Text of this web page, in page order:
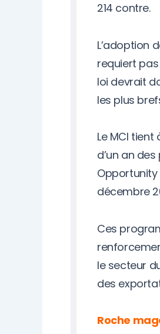
214 contre.
L’adoption
requiert
loi devrait
les plus
Le MCI
d’un an
Opportunity
décembre
Ces
le secteur
des
Roche